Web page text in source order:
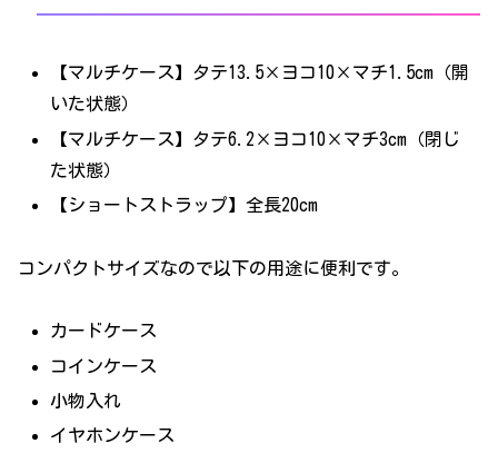
【マルチケース】タテ13.5×ヨコ10×マチ1.5cm（開
いた状態）
【マルチケース】タテ6.2×ヨコ10×マチ3cm（閉じ
た状態）
【ショートストラップ】全長20cm
コンパクトサイズなので以下の用途に便利です。
カードケース
コインケース
小物入れ
イヤホンケース